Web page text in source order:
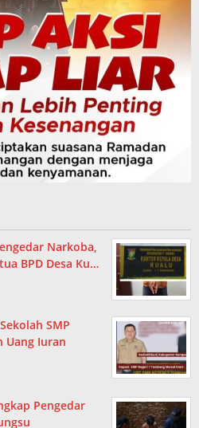
Narkoba,
BPD Desa Ku…
SMP
Uang Iuran
Pengedar